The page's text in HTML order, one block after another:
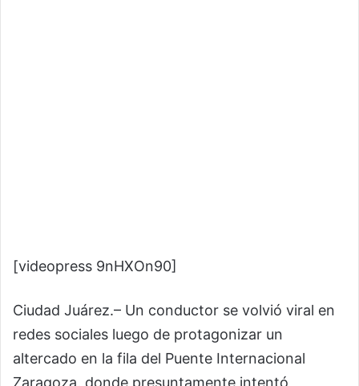
[videopress 9nHXOn90]
Ciudad Juárez.– Un conductor se volvió viral en
redes sociales luego de protagonizar un
altercado en la fila del Puente Internacional
Zaragoza, donde presuntamente intentó